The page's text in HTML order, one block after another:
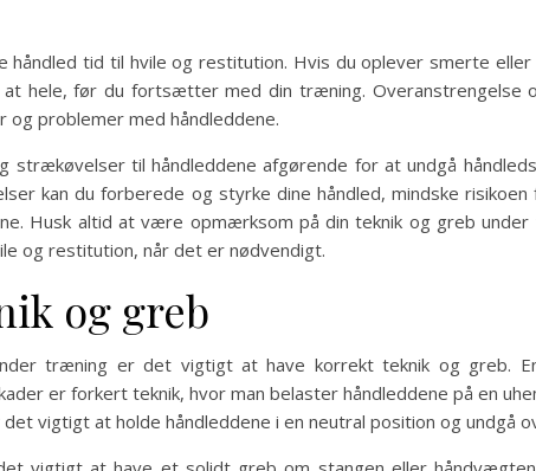
håndled tid til hvile og restitution. Hvis du oplever smerte eller
hele, før du fortsætter med din træning. Overanstrengelse
og problemer med håndleddene.
strækøvelser til håndleddene afgørende for at undgå
kan du forberede og styrke dine håndled, mindske
Husk altid at være opmærksom på din teknik og greb
og restitution, når det er nødvendigt.
og greb
træning er det vigtigt at have korrekt teknik og greb.
er forkert teknik, hvor man belaster håndleddene på en
vigtigt at holde håndleddene i en neutral position og undgå